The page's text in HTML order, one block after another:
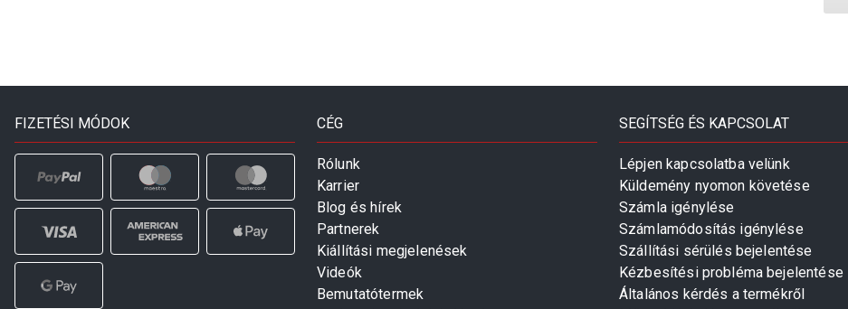
FIZETÉSI MÓDOK CÉG
Rólunk
Karrier
Blog és hírek
Partnerek
Kiállítási megjelenések
Videók
Bemutatótermek
SEGÍTSÉG ÉS KAPCSOLAT
Lépjen kapcsolatba velünk
Küldemény nyomon követése
Számla igénylése
Számlamódosítás igénylése
Szállítási sérülés bejelentése
Kézbesítési probléma bejelentése
Általános kérdés a termékről